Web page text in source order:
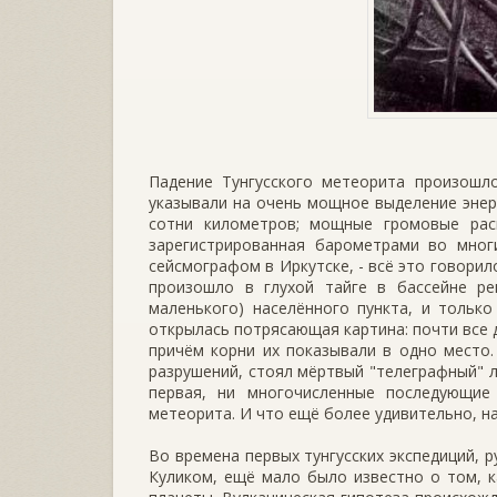
Падение Тунгусского метеорита
указывали на очень мощное выделение
сотни километров; мощные громовые
зарегистрированная барометрами во
сейсмографом в Иркутске, - всё это
произошло в глухой тайге в бассейне
маленького) населённого пункта, и
открылась потрясающая картина: почти
причём корни их показывали в одно
разрушений, стоял мёртвый "телеграфный"
первая, ни многочисленные
метеорита. И что ещё более удивительно,
Во времена первых тунгусских
Куликом, ещё мало было известно о том,